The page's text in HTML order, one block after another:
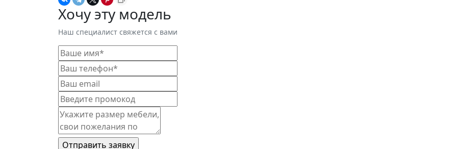
Хочу эту модель
Наш специалист свяжется с вами